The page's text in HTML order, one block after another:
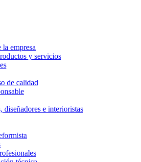
empresa
y servicios
de calidad
diseñadores e interioristas